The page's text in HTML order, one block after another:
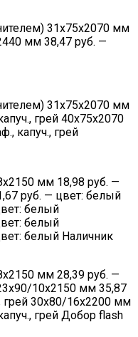
31х75х2070 мм
мм 38,47 руб. —
31х75х2070 мм
грей 40х75х2070
капуч., грей
мм 18,98 руб. —
руб. — цвет: белый
белый
белый
белый Наличник
мм 28,39 руб. —
10х2150 мм 35,87
грей 30х80/16х2200 мм
грей Добор flash